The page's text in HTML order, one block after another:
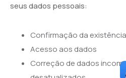
seus dados pessoais:
Confirmação da
Acesso aos dados
Correção de dados